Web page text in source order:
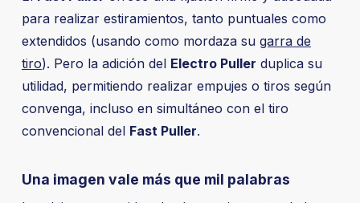
para realizar estiramientos, tanto puntuales como
extendidos (usando como mordaza su garra de
tiro). Pero la adición del Electro Puller duplica su
utilidad, permitiendo realizar empujes o tiros según
convenga, incluso en simultáneo con el tiro
convencional del Fast Puller.
Una imagen vale más que mil palabras